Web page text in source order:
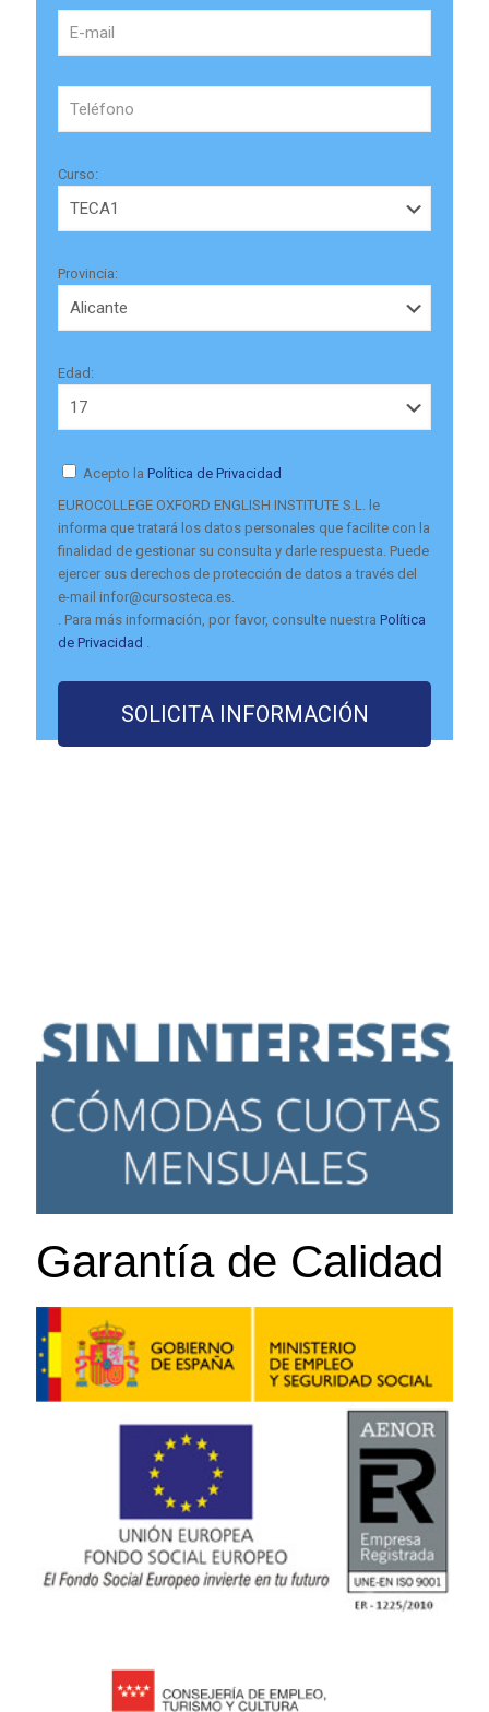
Curso:
Provincia:
Edad:
Acepto la Política de Privacidad
EUROCOLLEGE OXFORD ENGLISH INSTITUTE S.L. le
informa que tratará los datos personales que facilite con la
finalidad de gestionar su consulta y darle respuesta. Puede
ejercer sus derechos de protección de datos a través del
e-mail infor@cursosteca.es.
. Para más información, por favor, consulte nuestra Política
de Privacidad .
Garantía de Calidad